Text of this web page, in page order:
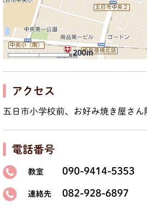
200m
アクセス
五日市小学校前、お好み焼き屋さん
電話番号
教室 090-9414-5353
連絡先 082-928-6897